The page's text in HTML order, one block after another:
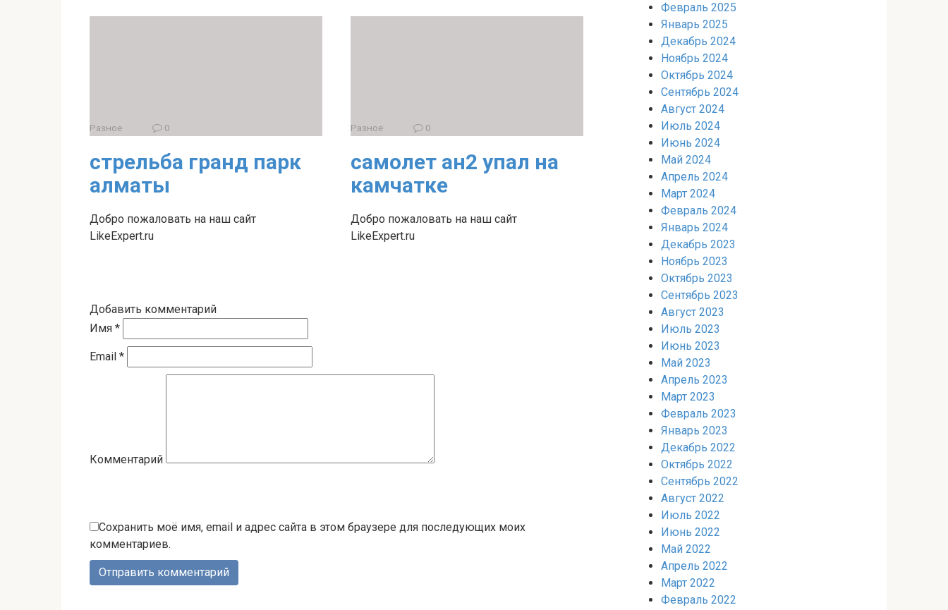
Разное 0
стрельба гранд парк
алматы
Добро пожаловать на наш сайт
LikeExpert.ru
Разное 0
самолет ан2 упал на
камчатке
Добро пожаловать на наш сайт
LikeExpert.ru
Добавить комментарий
Имя *
Email *
Комментарий
Сохранить моё имя, email и адрес сайта в этом браузере для последующих моих
комментариев.
Февраль 2025
Январь 2025
Декабрь 2024
Ноябрь 2024
Октябрь 2024
Сентябрь 2024
Август 2024
Июль 2024
Июнь 2024
Май 2024
Апрель 2024
Март 2024
Февраль 2024
Январь 2024
Декабрь 2023
Ноябрь 2023
Октябрь 2023
Сентябрь 2023
Август 2023
Июль 2023
Июнь 2023
Май 2023
Апрель 2023
Март 2023
Февраль 2023
Январь 2023
Декабрь 2022
Октябрь 2022
Сентябрь 2022
Август 2022
Июль 2022
Июнь 2022
Май 2022
Апрель 2022
Март 2022
Февраль 2022